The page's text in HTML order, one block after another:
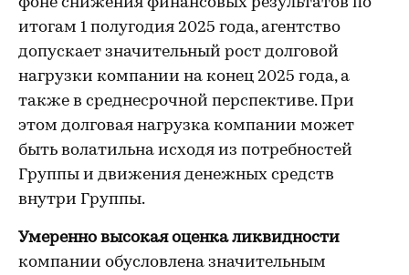
итогам 1 полугодия 2025 года, агентство
допускает значительный рост долговой
нагрузки компании на конец 2025 года, а
также в среднесрочной перспективе. При
этом долговая нагрузка компании может
быть волатильна исходя из потребностей
Группы и движения денежных средств
внутри Группы.
Умеренно высокая оценка ликвидности
компании обусловлена значительным